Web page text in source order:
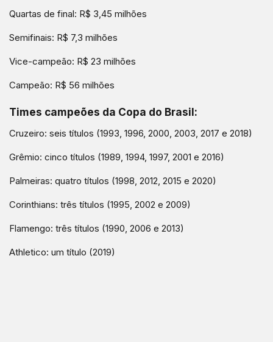
Quartas de final: R$ 3,45 milhões
Semifinais: R$ 7,3 milhões
Vice-campeão: R$ 23 milhões
Campeão: R$ 56 milhões
Times campeões da Copa do Brasil:
Cruzeiro: seis títulos (1993, 1996, 2000, 2003, 2017 e 2018)
Grêmio: cinco títulos (1989, 1994, 1997, 2001 e 2016)
Palmeiras: quatro títulos (1998, 2012, 2015 e 2020)
Corinthians: três títulos (1995, 2002 e 2009)
Flamengo: três títulos (1990, 2006 e 2013)
Athletico: um título (2019)